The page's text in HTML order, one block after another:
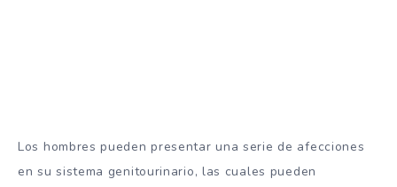
Los hombres pueden presentar una serie de afecciones
en su sistema genitourinario, las cuales pueden